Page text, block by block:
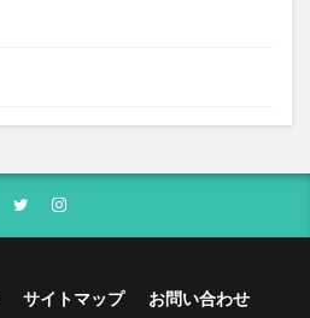
サイトマップ お問い合わせ